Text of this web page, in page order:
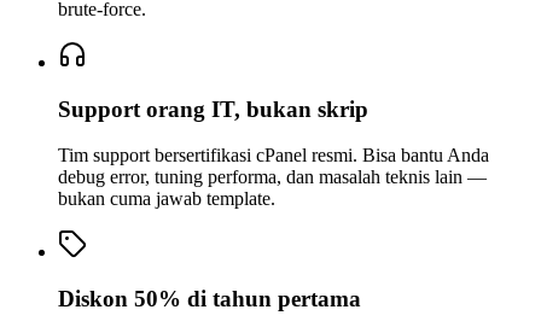
brute-force.
Support orang IT, bukan skrip
Tim support bersertifikasi cPanel resmi. Bisa bantu Anda
debug error, tuning performa, dan masalah teknis lain —
bukan cuma jawab template.
Diskon 50% di tahun pertama